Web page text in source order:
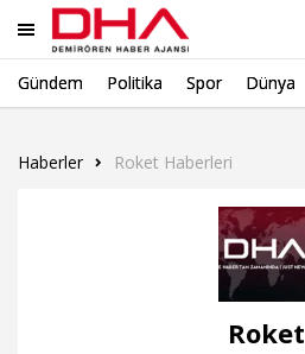
Gündem Politika Spor Dünya
Haberler Roket Haberleri
Roket